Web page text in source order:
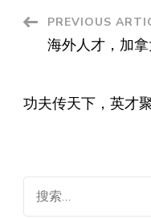
Post
Navigation
PREVIOUS
海外人才，加
功夫传天下，英才
索：